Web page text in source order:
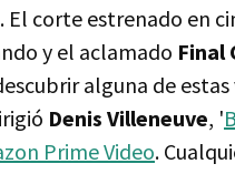
corte estrenado en
y el aclamado Final
alguna de
Denis Villeneuve, '
Prime Video.